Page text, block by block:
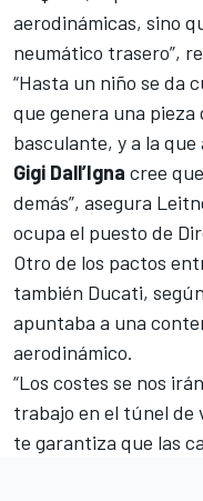
aerodinámicas, sino
neumático trasero”,
“Hasta un niño se da
que genera una pieza
basculante, y a la
Gigi Dall’Igna cree
demás”, asegura
ocupa el puesto de
Otro de los pactos
también Ducati,
apuntaba a una
aerodinámico.
“Los costes se nos
trabajo en el túnel de
te garantiza que las